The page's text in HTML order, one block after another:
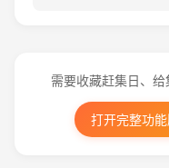
需要收藏赶集日、给
打开完整功能